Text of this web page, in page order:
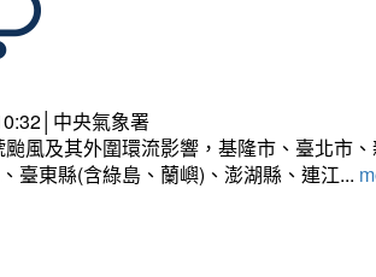
中央氣象署
風及其外圍環流影響，基隆市、臺北市
臺東縣(含綠島、蘭嶼)、澎湖縣、連江...